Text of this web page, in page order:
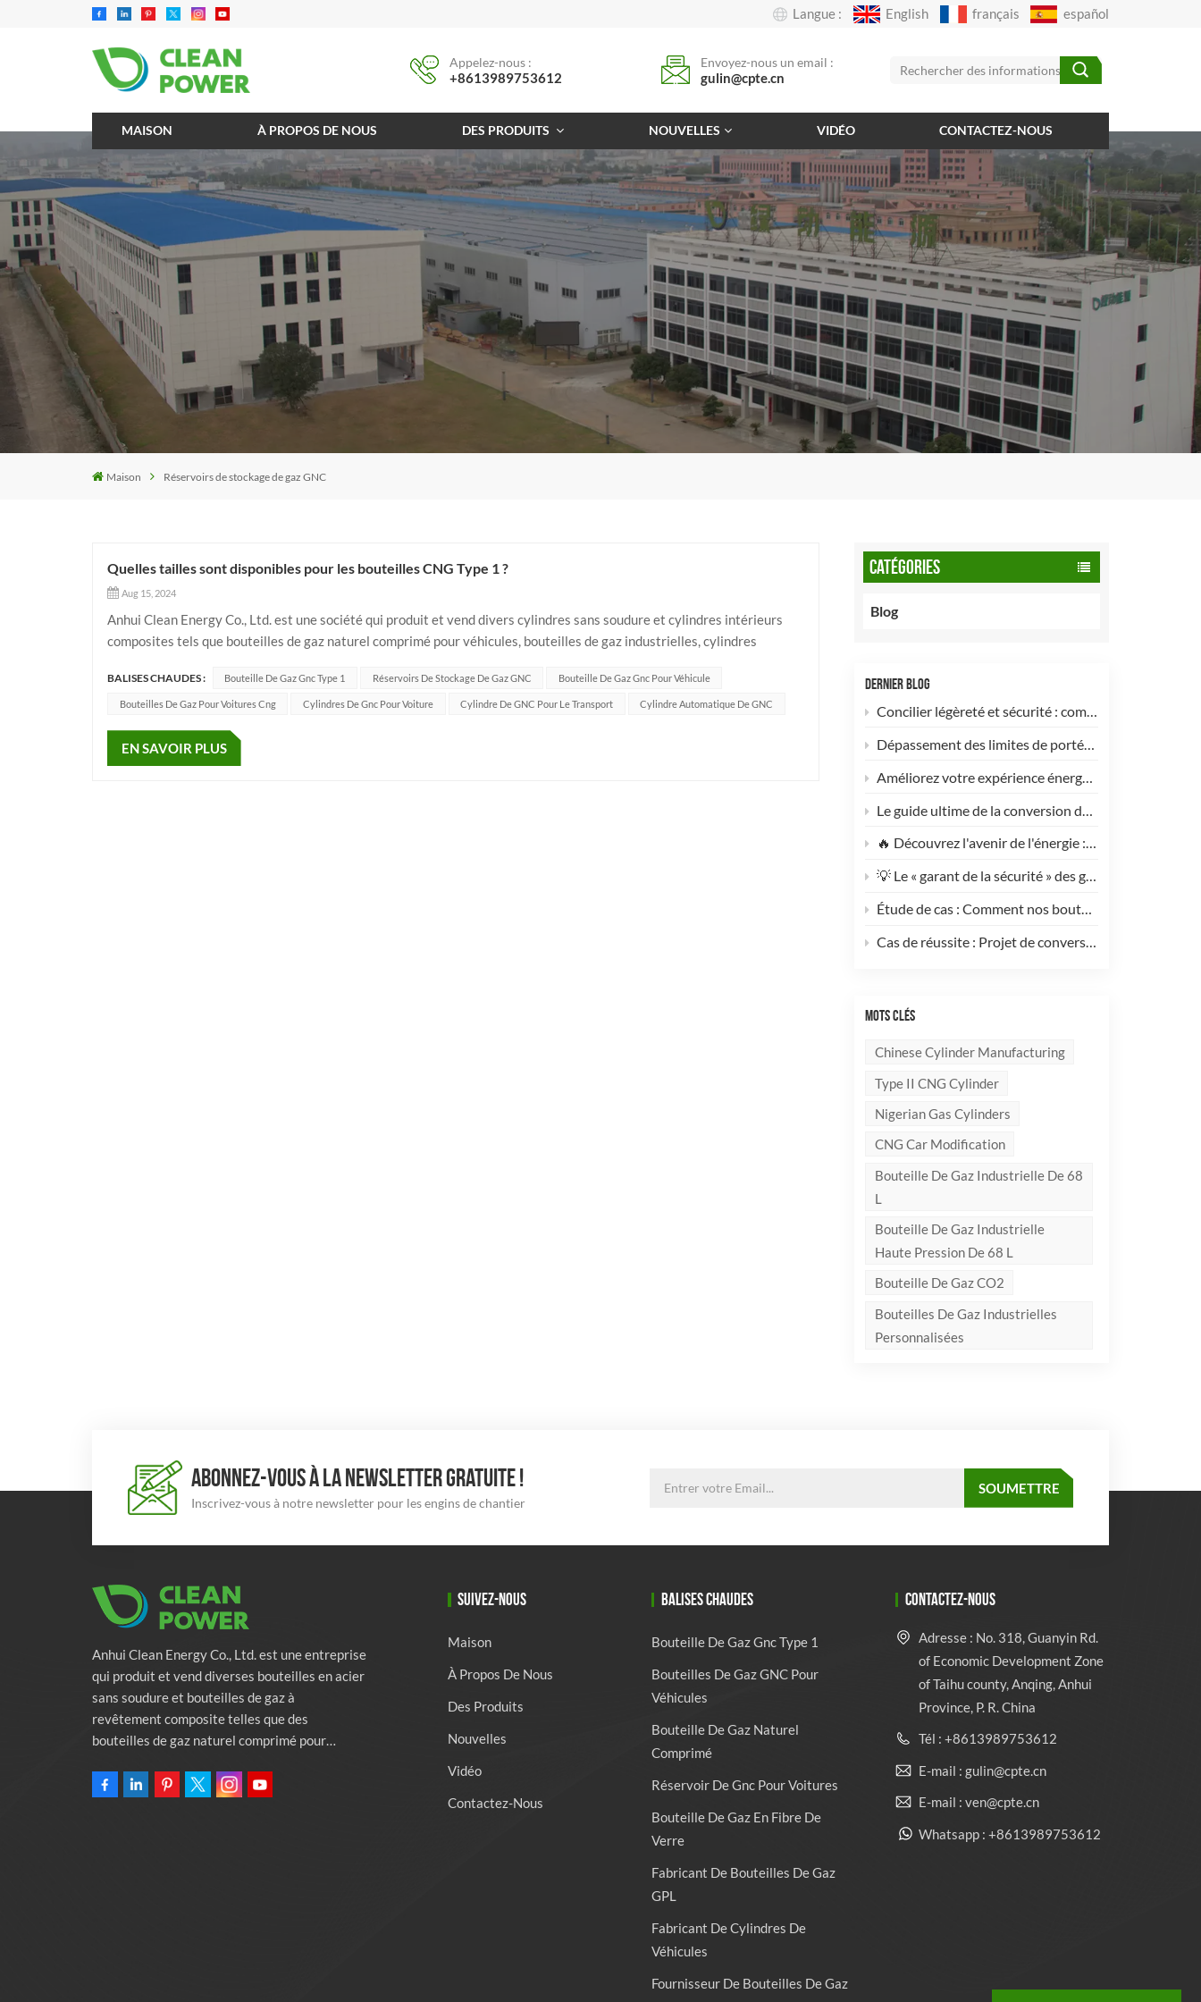
Langue : English français español
Appelez-nous :
+8613989753612
Envoyez-nous un email :
gulin@cpte.cn
MAISON À PROPOS DE NOUS DES PRODUITS NOUVELLES VIDÉO CONTACTEZ-NOUS
Maison Réservoirs de stockage de gaz GNC
CATÉGORIES
Blog
DERNIER BLOG
Concilier légèreté et sécurité : comment les bouteilles de GNC de type 2 de 90 litres optimisent les flottes commerciales
Dépassement des limites de portée&nbsp;: les bouteilles d’hydrogène pour drones de type 4 sont désormais disponibles pour une personnalisation à haute efficacité&nbsp;!
Améliorez votre expérience énergétique avec notre bouteille de GPL composite de 5 kg ! 🚀✨
Le guide ultime de la conversion des poids lourds au GNV : pourquoi ce cylindre GNV de type 1 de 200 L change la donne pour réduire les coûts de votre flotte
🔥 Découvrez l'avenir de l'énergie : rencontrez le cylindre composite GPL élégant et ultra-léger de 10 kg !
💡 Le « garant de la sécurité » des gaz industriels et de la suppression des incendies — Un examen approfondi des bouteilles de gaz sans soudure en acier haute performance
Étude de cas : Comment nos bouteilles de GPL composites redéfinissent la sécurité et l’image de marque pour nos clients internationaux
Cas de réussite : Projet de conversion au GNV d’un générateur de 100 kVA mené à bien ! 🚀
MOTS CLÉS
Chinese Cylinder Manufacturing
Type II CNG Cylinder
Nigerian Gas Cylinders
CNG Car Modification
Bouteille De Gaz Industrielle De 68
L
Bouteille De Gaz Industrielle
Haute Pression De 68 L
Bouteille De Gaz CO2
Bouteilles De Gaz Industrielles
Personnalisées
Quelles tailles sont disponibles pour les bouteilles CNG Type 1 ?
Aug 15, 2024
Anhui Clean Energy Co., Ltd. est une société qui produit et vend divers cylindres sans soudure et cylindres intérieurs
composites tels que bouteilles de gaz naturel comprimé pour véhicules, bouteilles de gaz industrielles, cylindres
BALISES CHAUDES : Bouteille De Gaz Gnc Type 1 Réservoirs De Stockage De Gaz GNC Bouteille De Gaz Gnc Pour Véhicule
Bouteilles De Gaz Pour Voitures Cng Cylindres De Gnc Pour Voiture Cylindre De GNC Pour Le Transport Cylindre Automatique De GNC
EN SAVOIR PLUS
ABONNEZ-VOUS À LA NEWSLETTER GRATUITE !
Inscrivez-vous à notre newsletter pour les engins de chantier
Anhui Clean Energy Co., Ltd. est une entreprise
qui produit et vend diverses bouteilles en acier
sans soudure et bouteilles de gaz à
revêtement composite telles que des
bouteilles de gaz naturel comprimé pour
des bouteilles de lutte contre l'incendie.
SUIVEZ-NOUS
Maison
À Propos De Nous
Des Produits
Nouvelles
Vidéo
Contactez-Nous
BALISES CHAUDES
Bouteille De Gaz Gnc Type 1
Bouteilles De Gaz GNC Pour
Véhicules
Bouteille De Gaz Naturel
Comprimé
Réservoir De Gnc Pour Voitures
Bouteille De Gaz En Fibre De
Verre
Fabricant De Bouteilles De Gaz
GPL
Fabricant De Cylindres De
Véhicules
Fournisseur De Bouteilles De Gaz
CONTACTEZ-NOUS
Adresse : No. 318, Guanyin Rd.
of Economic Development Zone
of Taihu county, Anqing, Anhui
Province, P. R. China
Tél : +8613989753612
E-mail : gulin@cpte.cn
E-mail : ven@cpte.cn
Whatsapp : +8613989753612